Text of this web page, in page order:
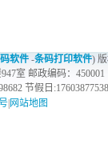
软件 -条码打印软件)
室 邮政编码：450001
节假日:17603877538
网站地图